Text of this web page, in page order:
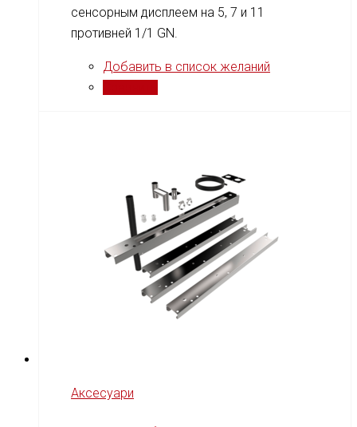
сенсорным дисплеем на 5, 7 и 11
противней 1/1 GN.
Добавить в список желаний
Аксесуари